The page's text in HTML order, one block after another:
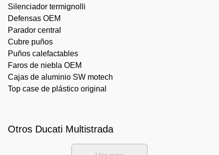
Silenciador termignolli
Defensas OEM
Parador central
Cubre puños
Puños calefactables
Faros de niebla OEM
Cajas de aluminio SW motech
Top case de plástico original
Otros Ducati Multistrada